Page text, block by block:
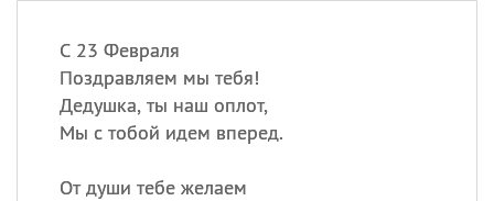
С 23 Февраля
Поздравляем мы тебя!
Дедушка, ты наш оплот,
Мы с тобой идем вперед.
От души тебе желаем